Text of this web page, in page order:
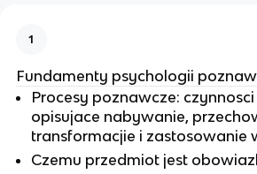
1
Fundamenty psychologii
Procesy poznawcze:
opisujace nabywanie,
transformacjie i zastosowanie
Czemu przedmiot jest